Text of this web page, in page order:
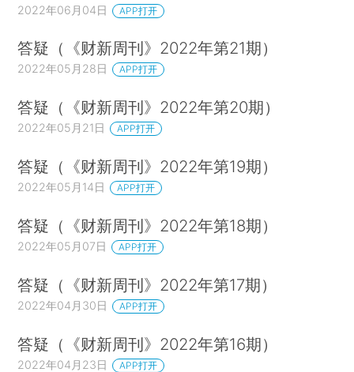
2022年06月04日 APP打开
答疑（《财新周刊》2022年第21期）
2022年05月28日 APP打开
答疑（《财新周刊》2022年第20期）
2022年05月21日 APP打开
答疑（《财新周刊》2022年第19期）
2022年05月14日 APP打开
答疑（《财新周刊》2022年第18期）
2022年05月07日 APP打开
答疑（《财新周刊》2022年第17期）
2022年04月30日 APP打开
答疑（《财新周刊》2022年第16期）
2022年04月23日 APP打开